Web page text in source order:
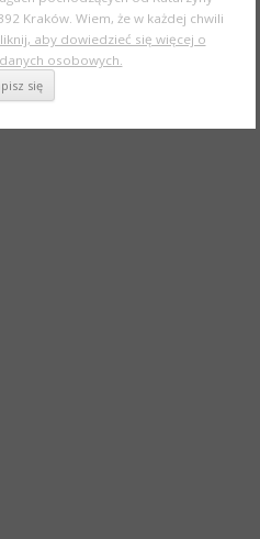
Kraków. Wiem, że w każdej chwili
aby dowiedzieć się więcej o
osobowych.